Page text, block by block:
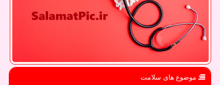
موضوع های سلامت